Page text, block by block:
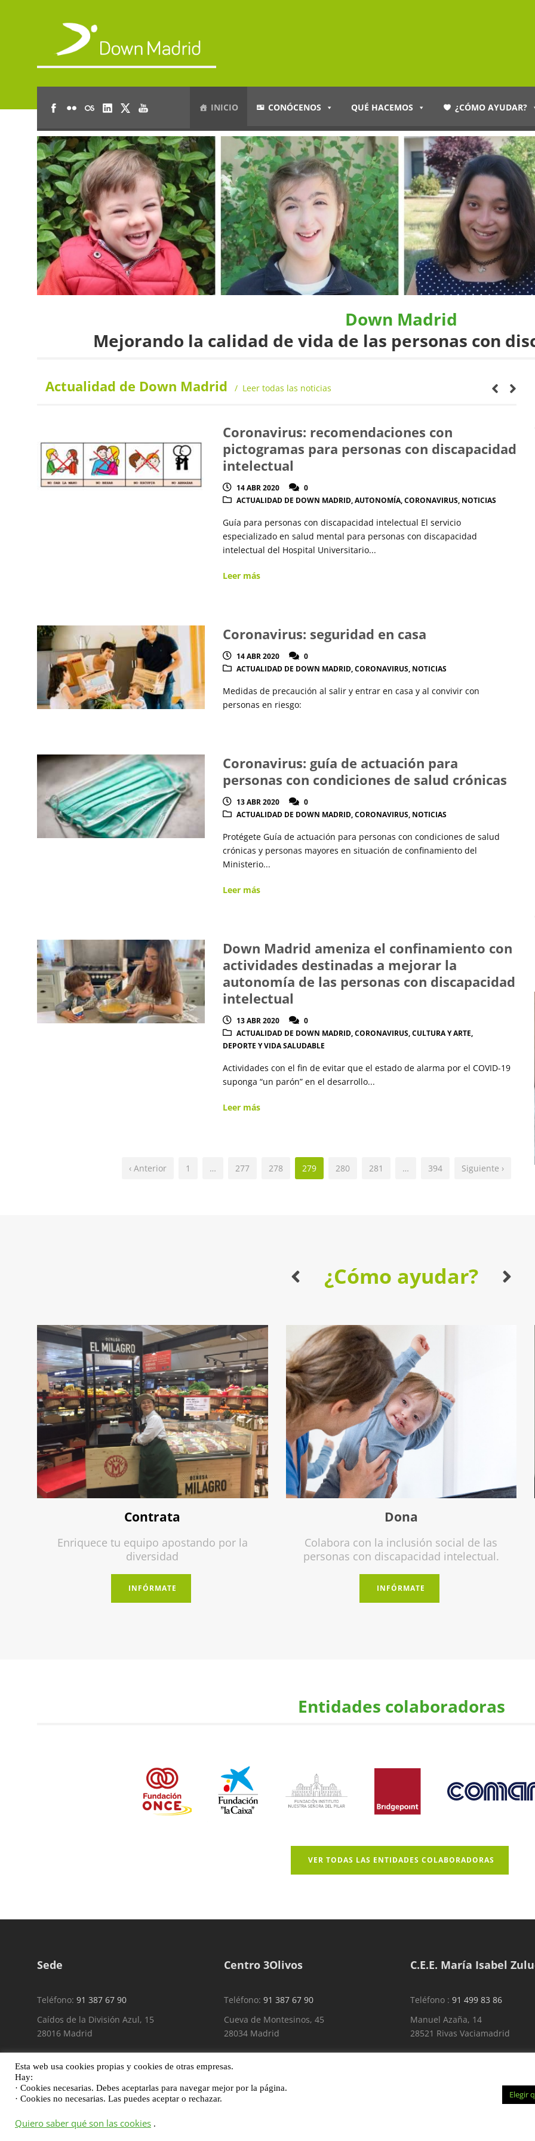
INICIO CONÓCENOS QUÉ HACEMOS ¿CÓMO AYUDAR?
Down Madrid
Mejorando la calidad de vida de las personas con
Actualidad de Down Madrid Leer todas las noticias
Coronavirus: recomendaciones con
pictogramas para personas con discapacidad
intelectual
14 ABR 2020
0
ACTUALIDAD DE DOWN MADRID,AUTONOMÍA,CORONAVIRUS, NOTICIAS
Guía para personas con discapacidad intelectual El servicio
especializado en salud mental para personas con discapacidad
intelectual del Hospital Universitario...
Leer más
Coronavirus: seguridad en casa
14 ABR 2020
0
ACTUALIDAD DE DOWN MADRID,CORONAVIRUS, NOTICIAS
Medidas de precaución al salir y entrar en casa y al convivir con
personas en riesgo:
Coronavirus: guía de actuación para
personas con condiciones de salud crónicas
13 ABR 2020
0
ACTUALIDAD DE DOWN MADRID,CORONAVIRUS, NOTICIAS
Protégete Guía de actuación para personas con condiciones de salud
crónicas y personas mayores en situación de confinamiento del
Ministerio...
Leer más
Down Madrid ameniza el confinamiento con
actividades destinadas a mejorar la
autonomía de las personas con discapacidad
intelectual
13 ABR 2020
0
ACTUALIDAD DE DOWN MADRID,CORONAVIRUS,CULTURA Y ARTE,
DEPORTE Y VIDA SALUDABLE
Actividades con el fin de evitar que el estado de alarma por el COVID-19
suponga “un parón” en el desarrollo...
Leer más
‹ Anterior 1 … 277 278 279 280 281 … 394 Siguiente ›
¿Cómo ayudar?
Dona
Colabora con la inclusión social de las
personas con discapacidad intelectual.
INFÓRMATE
Financia un proyecto
Contribuye al ODS 10 a través de la inclusión
INFÓRMATE
Entidades colaboradoras
VER TODAS LAS ENTIDADES COLABORADORAS
Sede
Teléfono: 91 387 67 90
Caídos de la División Azul, 15
28016 Madrid
Centro 3Olivos
Teléfono: 91 387 67 90
Cueva de Montesinos, 45
28034 Madrid
C.E.E. María Isabel
Teléfono : 91 499 83 86
Manuel Azaña, 14
28521 Rivas Vaciamadrid
Esta web usa cookies propias y cookies de otras empresas.
Hay:
· Cookies necesarias. Debes aceptarlas para navegar mejor por la página.
· Cookies no necesarias. Las puedes aceptar o rechazar.
Quiero saber qué son las cookies .
Elegir